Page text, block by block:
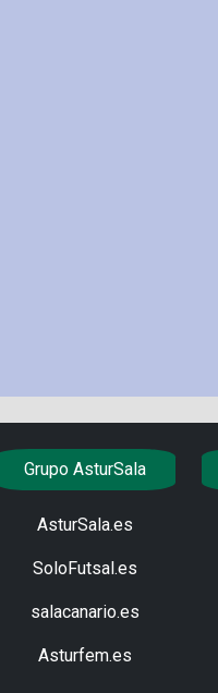
Grupo AsturSala
AsturSala.es
SoloFutsal.es
salacanario.es
Asturfem.es